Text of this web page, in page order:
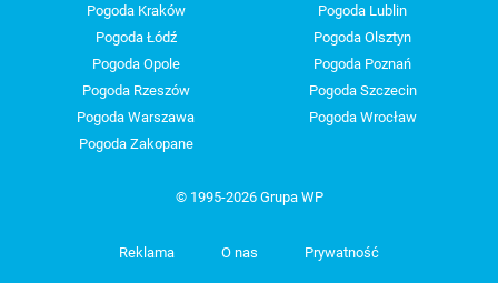
Pogoda Kraków
Pogoda Lublin
Pogoda Łódź
Pogoda Olsztyn
Pogoda Opole
Pogoda Poznań
Pogoda Rzeszów
Pogoda Szczecin
Pogoda Warszawa
Pogoda Wrocław
Pogoda Zakopane
© 1995-2026 Grupa WP
Reklama O nas Prywatność